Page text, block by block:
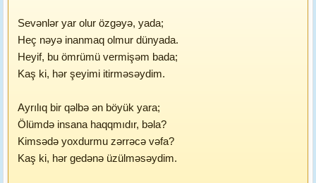
Sevənlər yar olur özgəyə, yada;
Heç nəyə inanmaq olmur dünyada.
Heyif, bu ömrümü vermişəm bada;
Kaş ki, hər şeyimi itirməsəydim.
Ayrılıq bir qəlbə ən böyük yara;
Ölümdə insana haqqmıdır, bəla?
Kimsədə yoxdurmu zərrəcə vəfa?
Kaş ki, hər gedənə üzülməsəydim.